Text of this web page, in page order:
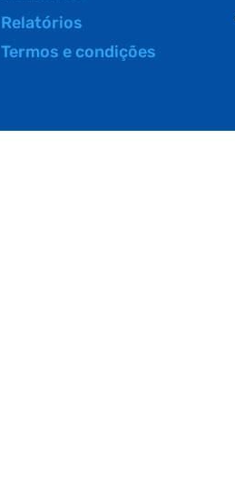
Relatórios
Termos e condições